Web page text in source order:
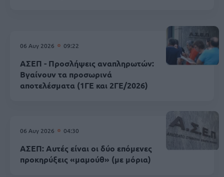
06 Αυγ 2026 09:22
ΑΣΕΠ - Προσλήψεις αναπληρωτών:
Βγαίνουν τα προσωρινά
αποτελέσματα (1ΓΕ και 2ΓΕ/2026)
06 Αυγ 2026 04:30
ΑΣΕΠ: Αυτές είναι οι δύο επόμενες
προκηρύξεις «μαμούθ» (με μόρια)